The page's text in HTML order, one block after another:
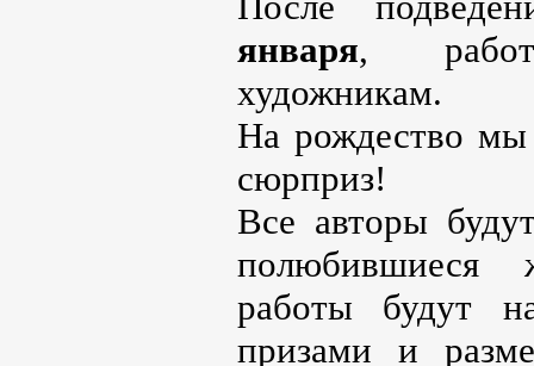
января,
художникам.
На рождество мы
сюрприз!
Все авторы
полюбившиеся
работы будут
призами и